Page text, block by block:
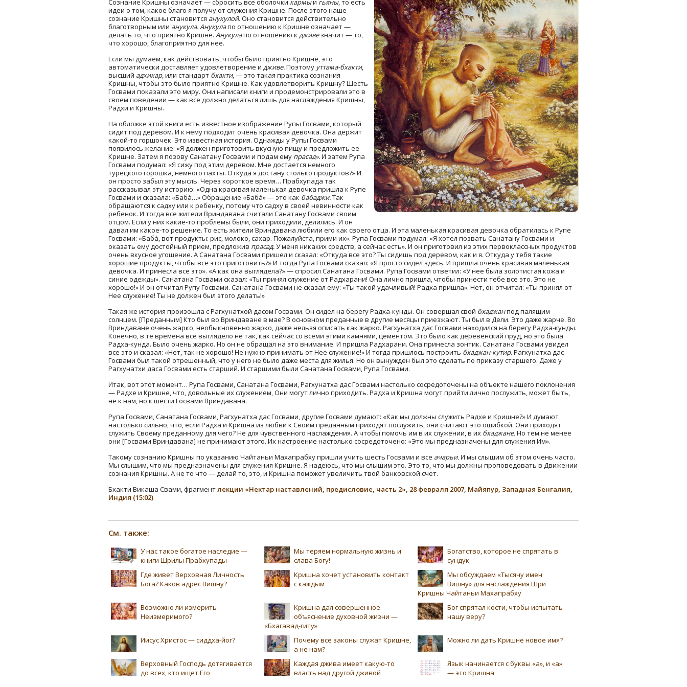
Сознание Кришны означает — сбросить все оболочки кармыи гьяны, то есть
идеи о том, какое благо я получу от служения Кришне. После этого наше
сознание Кришны становится анукулой.Оно становится действительно
благотворным или анукула. Анукулапо отношению к Кришне означает —
делать то, что приятно Кришне. Анукулапо отношению к дживезначит — то,
что хорошо, благоприятно для нее.
Если мы думаем, как действовать, чтобы было приятно Кришне, это
автоматически доставляет удовлетворение и дживе.Поэтому уттама-бхакти,
высший адхикар,или стандарт бхакти, —это такая практика сознания
Кришны, чтобы это было приятно Кришне. Как удовлетворить Кришну? Шесть
Госвами показали это миру. Они написали книги и продемонстрировали это в
своем поведении — как все должно делаться лишь для наслаждения Кришны,
Радхи и Кришны.
На обложке этой книги есть известное изображение Рупы Госвами, который
сидит под деревом. И к нему подходит очень красивая девочка. Она держит
какой-то горшочек. Это известная история. Однажды у Рупы Госвами
появилось желание: «Я должен приготовить вкусную пищу и предложить ее
Кришне. Затем я позову Санатану Госвами и подам ему прасад».И затем Рупа
Госвами подумал: «Я сижу под этим деревом. Мне достается немного
турецкого горошка, немного пахты. Откуда я достану столько продуктов?» И
он просто забыл эту мысль. Через короткое время… Прабхупада так
рассказывал эту историю: «Одна красивая маленькая девочка пришла к Рупе
Госвами и сказала: «Баба́…» Обращение «Баба́» — это как бабаджи.Так
обращаются к садху или к ребенку, потому что садху в своей невинности как
ребенок. И тогда все жители Вриндавана считали Санатану Госвами своим
отцом. Если у них какие-то проблемы были, они приходили, делились. И он
давал им какое-то решение. То есть жители Вриндавана любили его как своего отца. И эта маленькая красивая девочка обратилась к Рупе
Госвами: «Баба́, вот продукты: рис, молоко, сахар. Пожалуйста, прими их». Рупа Госвами подумал: «Я хотел позвать Санатану Госвами и
оказать ему достойный прием, предложив прасад.У меня никаких средств, а сейчас есть». И он приготовил из этих первоклассных продуктов
очень вкусное угощение. А Санатана Госвами пришел и сказал: «Откуда все это? Ты сидишь под деревом, как и я. Откуда у тебя такие
хорошие продукты, чтобы все это приготовить?» И тогда Рупа Госвами сказал: «Я просто сидел здесь. И пришла очень красивая маленькая
девочка. И принесла все это». «А как она выглядела?» — спросил Санатана Госвами. Рупа Госвами ответил: «У нее была золотистая кожа и
синие одежды». Санатана Госвами сказал: «Ты принял служение от Радхарани! Она лично пришла, чтобы принести тебе все это. Это не
хорошо!» И он отчитал Рупу Госвами. Санатана Госвами не сказал ему: «Ты такой удачливый! Радха пришла». Нет, он отчитал: «Ты принял от
Нее служение! Ты не должен был этого делать!»
Такая же история произошла с Рагхунатхой дасом Госвами. Он сидел на берегу Радха-кунды. Он совершал свой бхаджанпод палящим
солнцем. [Преданным] Кто был во Вриндаване в мае? В основном преданные в другие месяцы приезжают. Ты был в Дели. Это даже жарче. Во
Вриндаване очень жарко, необыкновенно жарко, даже нельзя описать как жарко. Рагхунатха дас Госвами находился на берегу Радха-кунды.
Конечно, в те времена все выглядело не так, как сейчас со всеми этими камнями, цементом. Это было как деревенский пруд, но это была
Радха-кунда. Было очень жарко. Но он не обращал на это внимание. И пришла Радхарани. Она принесла зонтик. Санатана Госвами увидел
все это и сказал: «Нет, так не хорошо! Не нужно принимать от Нее служение!» И тогда пришлось построить бхаджан-кутир. Рагхунатха дас
Госвами был такой отрешенный, что у него не было даже места для жилья. Но он вынужден был это сделать по приказу старшего. Даже у
Рагхунатхи даса Госвами есть старший. И старшими были Санатана Госвами, Рупа Госвами.
Итак, вот этот момент… Рупа Госвами, Санатана Госвами, Рагхунатха дас Госвами настолько сосредоточены на объекте нашего поклонения
— Радхе и Кришне, что, довольные их служением, Они могут лично приходить. Радха и Кришна могут прийти лично послужить, может быть,
не к нам, но к шести Госвами Вриндавана.
Рупа Госвами, Санатана Госвами, Рагхунатха дас Госвами, другие Госвами думают: «Как мы должны служить Радхе и Кришне?» И думают
настолько сильно, что, если Радха и Кришна из любви к Своим преданным приходят послужить, они считают это ошибкой. Они приходят
служить Своему преданному для чего? Не для чувственного наслаждения. А чтобы помочь им в их служении, в их бхаджане.Но тем не менее
они [Госвами Вриндавана] не принимают этого. Их настроение настолько сосредоточено: «Это мы предназначены для служения Им».
Такому сознанию Кришны по указанию Чайтаньи Махапрабху пришли учить шесть Госвами и все ачарьи.И мы слышим об этом очень часто.
Мы слышим, что мы предназначены для служения Кришне. Я надеюсь, что мы слышим это. Это то, что мы должны проповедовать в Движении
сознания Кришны. А не то что — делай то, это, и Кришна поможет увеличить твой банковской счет.
Бхакти Викаша Свами, фрагментлекции «Нектар наставлений, предисловие, часть 2», 28 февраля 2007, Майяпур, Западная Бенгалия,
Индия (15:02)
См. также:
У нас такое богатое наследие —
книги Шрилы Прабхупады
Мы теряем нормальную жизнь и
слава Богу!
Богатство, которое не спрятать в
сундук
Где живет Верховная Личность
Бога? Каков адрес Вишну?
Кришна хочет установить контакт
с каждым
Мы обсуждаем «Тысячу имен
Вишну» для наслаждения Шри
Кришны Чайтаньи Махапрабху
Возможно ли измерить
Неизмеримого?
Кришна дал совершенное
объяснение духовной жизни —
«Бхагавад-гиту»
Бог спрятал кости, чтобы испытать
нашу веру?
Иисус Христос — сиддха-йог?
Почему все законы служат Кришне,
а не нам?
Можно ли дать Кришне новое имя?
Верховный Господь дотягивается
до всех, кто ищет Его
Каждая джива имеет какую-то
власть над другой дживой
Язык начинается с буквы «а», и «а»
— это Кришна